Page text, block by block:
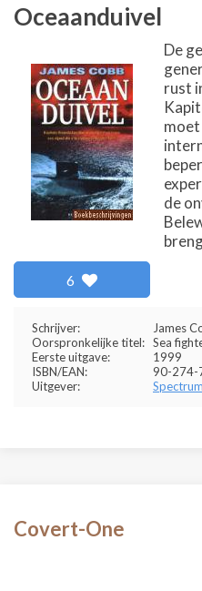
Oceaanduivel
6
De
rust
de
Schrijver:
James
Oorspronkelijke titel: Sea
Eerste uitgave:
1999
ISBN/EAN:
90-274-
Uitgever:
Spectrum
Covert-One